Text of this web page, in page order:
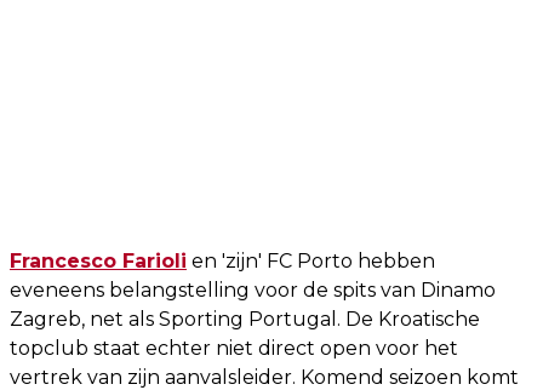
Francesco Farioli en 'zijn' FC Porto hebben
eveneens belangstelling voor de spits van Dinamo
Zagreb, net als Sporting Portugal. De Kroatische
topclub staat echter niet direct open voor het
vertrek van zijn aanvalsleider. Komend seizoen komt